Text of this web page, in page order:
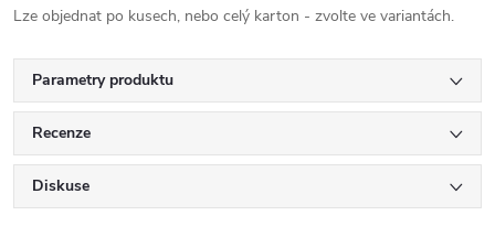
Lze objednat po kusech, nebo celý karton - zvolte ve variantách.
Parametry produktu
Recenze
Diskuse